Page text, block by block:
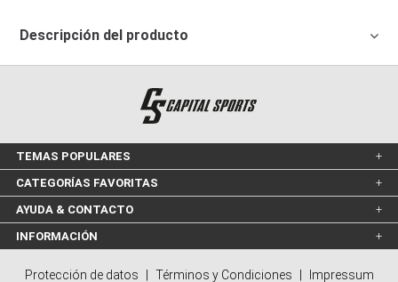
Descripción del producto
TEMAS POPULARES
CATEGORÍAS FAVORITAS
AYUDA & CONTACTO
INFORMACIÓN
Protección de datos Términos y Condiciones Impressum